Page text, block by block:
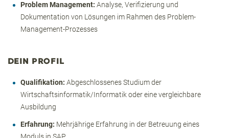
Problem Management: Analyse, Verifizierung und
Dokumentation von Lösungen im Rahmen des Problem-
Management-Prozesses
DEIN PROFIL
Qualifikation: Abgeschlossenes Studium der
Wirtschaftsinformatik/Informatik oder eine vergleichbare
Ausbildung
Erfahrung: Mehrjährige Erfahrung in der Betreuung eines